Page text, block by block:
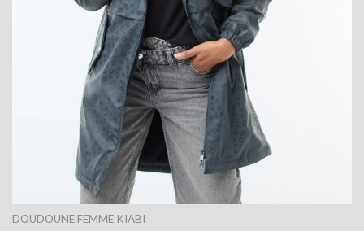
DOUDOUNE FEMME KIABI